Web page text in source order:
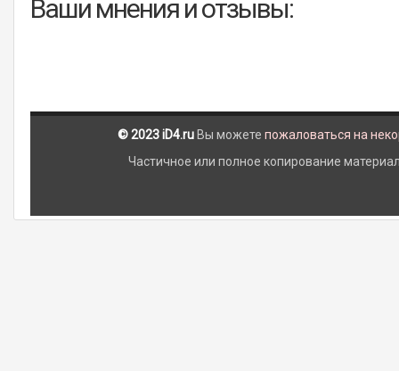
Ваши мнения и отзывы:
© 2023 iD4.ru Вы можете пожаловаться на
Частичное или полное копирование